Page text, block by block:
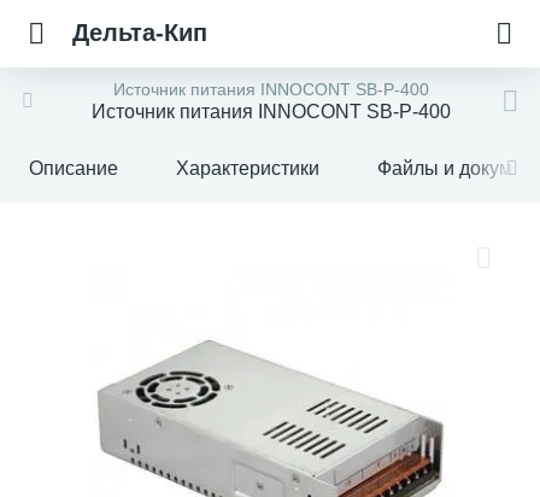
Дельта-Кип
Источник питания INNOCONT SB-P-400
Источник питания INNOCONT SB-P-400
Описание Характеристики Файлы и